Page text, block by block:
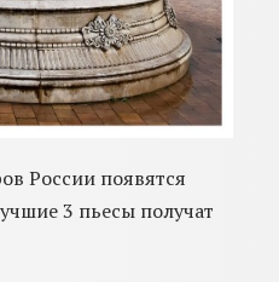
России появятся
3 пьесы получат